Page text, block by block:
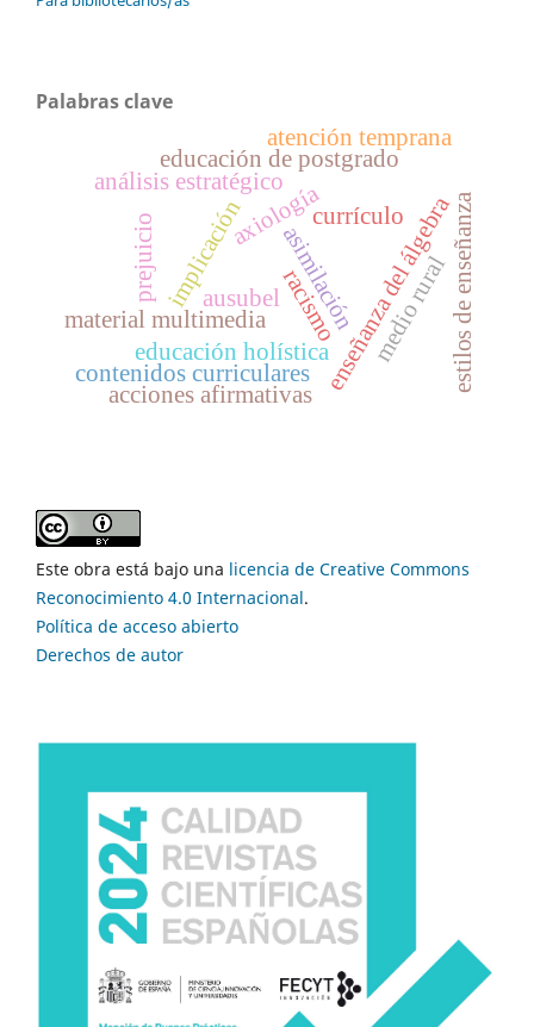
Palabras clave
currículo
implicaciónaxiología
material multimedia enseñanza del álgebra
educación holística
análisis estratégico
contenidos curriculares
educación de postgrado
atención temprana
estilos de enseñanza
asimilación
acciones afirmativas
racismo
prejuicio ausubel medio rural
Este obra está bajo una licencia de Creative Commons
Reconocimiento 4.0 Internacional.
Política de acceso abierto
Derechos de autor